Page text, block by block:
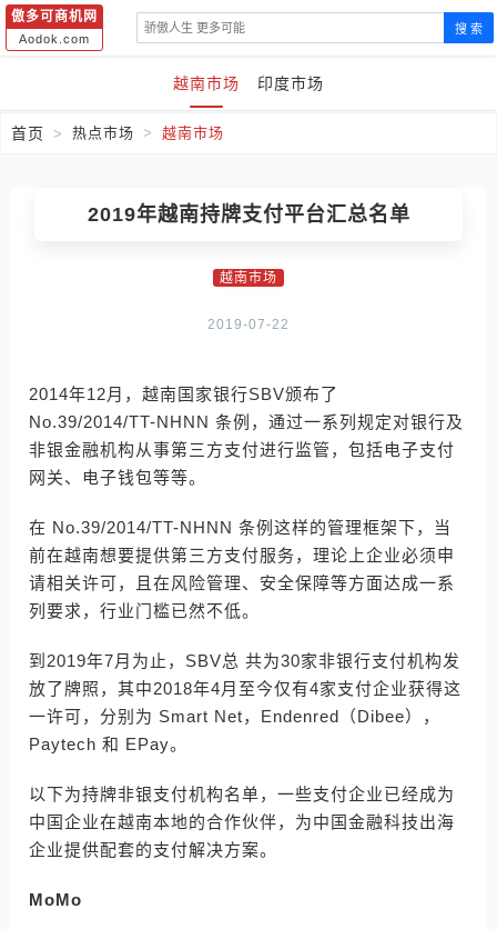
傲多可商机网
Aodok.com
搜 索
越南市场 印度市场
首页 热点市场 越南市场
2019年越南持牌支付平台汇总名单
越南市场
2019-07-22
2014年12月，越南国家银行SBV颁布了
No.39/2014/TT-NHNN 条例，通过一系列规定对银行及
非银金融机构从事第三方支付进行监管，包括电子支付
网关、电子钱包等等。
在 No.39/2014/TT-NHNN 条例这样的管理框架下，当
前在越南想要提供第三方支付服务，理论上企业必须申
请相关许可，且在风险管理、安全保障等方面达成一系
列要求，行业门槛已然不低。
到2019年7月为止，SBV总 共为30家非银行支付机构发
放了牌照，其中2018年4月至今仅有4家支付企业获得这
一许可，分别为 Smart Net，Endenred（Dibee），
Paytech 和 EPay。
以下为持牌非银支付机构名单，一些支付企业已经成为
中国企业在越南本地的合作伙伴，为中国金融科技出海
企业提供配套的支付解决方案。
MoMo